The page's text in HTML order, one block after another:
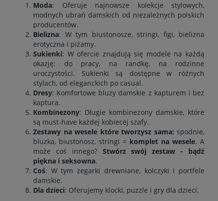
Moda: Oferuje najnowsze kolekcje stylowych,
modnych ubrań damskich od niezależnych polskich
producentów.
Bielizna: W tym biustonosze, stringi, figi, bielizna
erotyczna i piżamy.
Sukienki: W ofercie znajdują się modele na każdą
okazję: do pracy, na randkę, na rodzinne
uroczystości. Sukienki są dostępne w różnych
stylach, od eleganckich po casual.
Dresy: Komfortowe bluzy damskie z kapturem i bez
kaptura.
Kombinezony: Długie kombinezony damskie, które
są must-have każdej kobiecej szafy.
Zestawy na wesele które tworzysz sama: spodnie,
bluzka, biustonosz, stringi = komplet na wesele. A
może coś innego? Stwórz swój zestaw - bądź
piękna i seksowna.
Coś: W tym zegarki drewniane, kolczyki i portfele
damskie.
Dla dzieci: Oferujemy klocki, puzzle i gry dla dzieci.